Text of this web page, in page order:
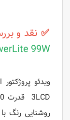
✅نقد و
99W